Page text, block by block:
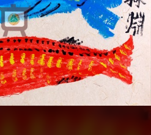
平台有限度公開瀏覽